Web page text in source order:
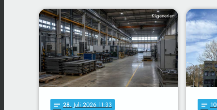
KI-generiert
notes 28. Juli 2026 11:33 notes 10